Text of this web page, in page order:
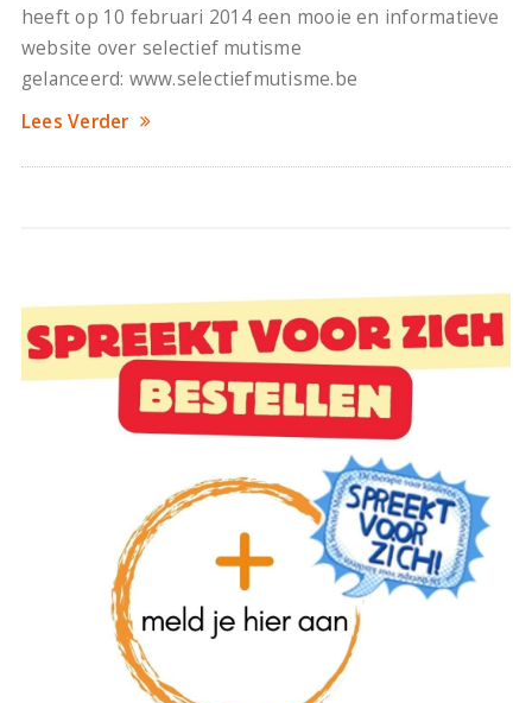
heeft op 10 februari 2014 een mooie en informatieve
website over selectief mutisme
gelanceerd: www.selectiefmutisme.be
Lees Verder